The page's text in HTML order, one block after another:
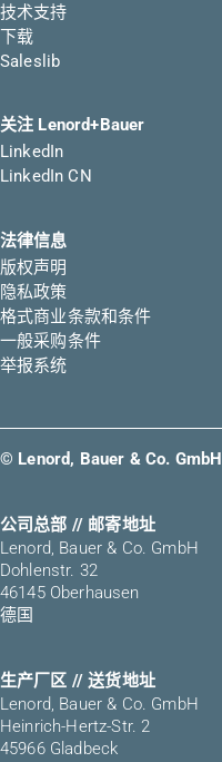
技术支持
下载
Saleslib
关注 Lenord+Bauer
LinkedIn
LinkedIn CN
法律信息
版权声明
隐私政策
格式商业条款和条件
一般采购条件
举报系统
© Lenord, Bauer & Co. GmbH
公司总部 // 邮寄地址
Lenord, Bauer & Co. GmbH
Dohlenstr. 32
46145 Oberhausen
德国
生产厂区 // 送货地址
Lenord, Bauer & Co. GmbH
Heinrich-Hertz-Str. 2
45966 Gladbeck